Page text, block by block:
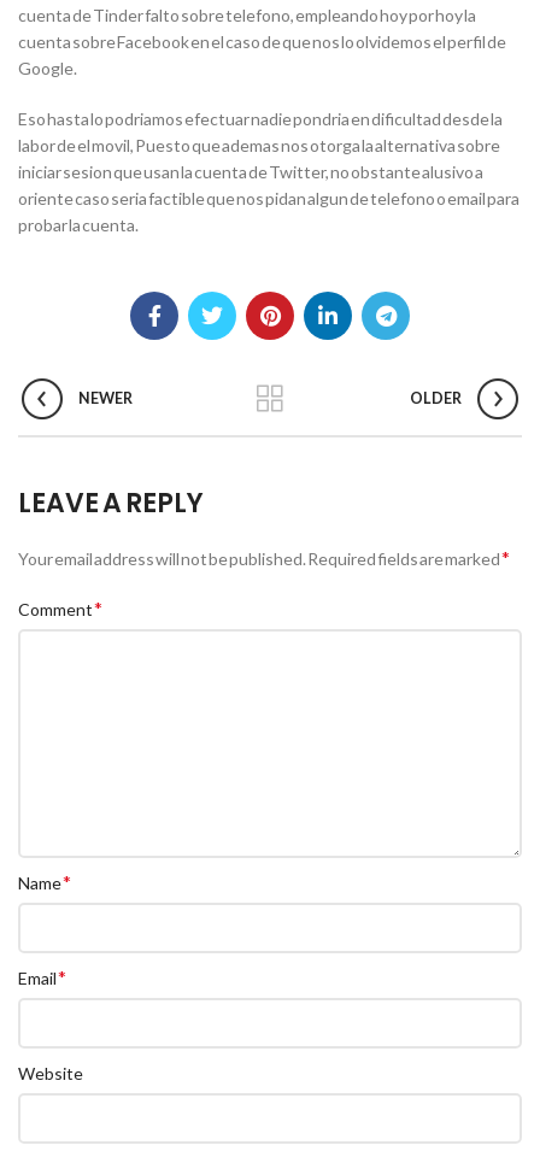
cuenta de Tinder falto sobre telefono, empleando hoy por hoy la
cuenta sobre Facebook en el caso de que nos lo olvidemos el perfil de
Google.
Eso hasta lo podriamos efectuar nadie pondria en dificultad desde la
labor de el movil, Puesto que ademas nos otorga la alternativa sobre
iniciar sesion que usan la cuenta de Twitter, no obstante alusivo a
oriente caso seri­a factible que nos pidan algun de telefono o email para
probar la cuenta.
NEWER OLDER
LEAVE A REPLY
Your email address will not be published.Required fields are marked*
Comment*
Name*
Email*
Website